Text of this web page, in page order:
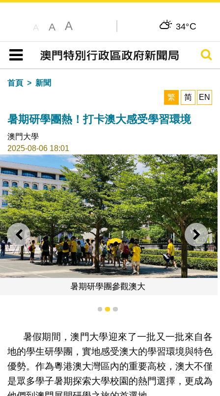
A A A 34°C
目錄
搜尋
首頁
新聞
繁
简 EN
暑期研學團熱！打卡澳大感受學習環境
澳門大學
2025-08-06 18:01
上一則 下一
暑期研學團參觀澳大
1 2 3
暑假期間，澳門大學迎來了一批又一批來自各
地的學生研學團，實地感受澳大的學習環境與特色
優勢。作為粵港澳大灣區內的重要高校，澳大不僅
是眾多學子暑期探索大學校園的熱門選擇，更成為